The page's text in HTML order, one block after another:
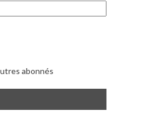
abonnés